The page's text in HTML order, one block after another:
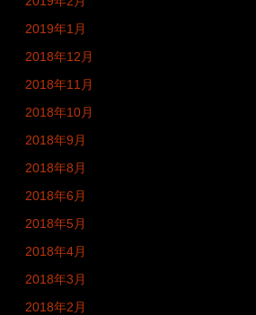
2019年1月
2018年12月
2018年11月
2018年10月
2018年9月
2018年8月
2018年6月
2018年5月
2018年4月
2018年3月
2018年2月